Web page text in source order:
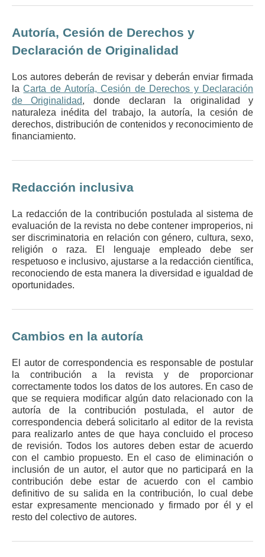
Autoría, Cesión de Derechos y
Declaración de Originalidad
Los autores deberán de revisar y deberán enviar firmada
laCarta de Autoría, Cesión de Derechos y Declaración
de Originalidad, donde declaran la originalidad y
naturaleza inédita del trabajo, la autoría, la cesión de
derechos, distribución de contenidos y reconocimiento de
financiamiento.
Redacción inclusiva
La redacción de la contribución postulada al sistema de
evaluación de la revista no debe contener improperios, ni
ser discriminatoria en relación con género, cultura, sexo,
religión o raza. El lenguaje empleado debe ser
respetuoso e inclusivo, ajustarse a la redacción científica,
reconociendo de esta manera la diversidad e igualdad de
oportunidades.
Cambios en la autoría
El autor de correspondencia es responsable de postular
la contribución a la revista y de proporcionar
correctamente todos los datos de los autores. En caso de
que se requiera modificar algún dato relacionado con la
autoría de la contribución postulada, el autor de
correspondencia deberá solicitarlo al editor de la revista
para realizarlo antes de que haya concluido el proceso
de revisión. Todos los autores deben estar de acuerdo
con el cambio propuesto. En el caso de eliminación o
inclusión de un autor, el autor que no participará en la
contribución debe estar de acuerdo con el cambio
definitivo de su salida en la contribución, lo cual debe
estar expresamente mencionado y firmado por él y el
resto del colectivo de autores.